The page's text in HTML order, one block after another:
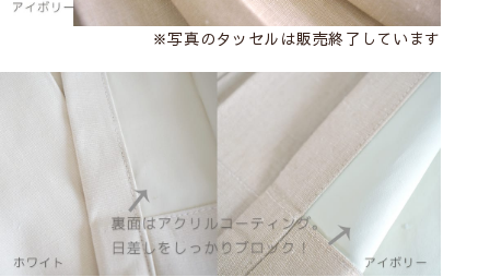
※写真のタッセルは販売終了しています